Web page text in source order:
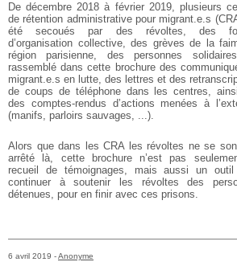
De décembre 2018 à février 2019, plusieurs
de rétention administrative pour migrant.e.s
été secoués par des révoltes, des
d’organisation collective, des grèves de la
région parisienne, des personnes
rassemblé dans cette brochure des
migrant.e.s en lutte, des lettres et des
de coups de téléphone dans les centres,
des comptes-rendus d’actions menées à
(manifs, parloirs sauvages, ...).
Alors que dans les CRA les révoltes ne se
arrêté là, cette brochure n’est pas
recueil de témoignages, mais aussi un outil
continuer à soutenir les révoltes des
détenues, pour en finir avec ces prisons.
6 avril 2019 -Anonyme